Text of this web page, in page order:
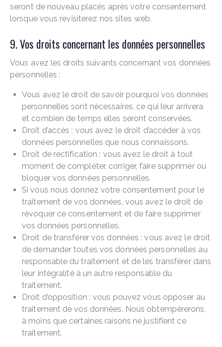
seront de nouveau placés après votre consentement
lorsque vous revisiterez nos sites web.
9. Vos droits concernant les données personnelles
Vous avez les droits suivants concernant vos données
personnelles :
Vous avez le droit de savoir pourquoi vos données
personnelles sont nécessaires, ce qui leur arrivera
et combien de temps elles seront conservées.
Droit d’accès : vous avez le droit d’accéder à vos
données personnelles que nous connaissons.
Droit de rectification : vous avez le droit à tout
moment de compléter, corriger, faire supprimer ou
bloquer vos données personnelles.
Si vous nous donnez votre consentement pour le
traitement de vos données, vous avez le droit de
révoquer ce consentement et de faire supprimer
vos données personnelles.
Droit de transférer vos données : vous avez le droit
de demander toutes vos données personnelles au
responsable du traitement et de les transférer dans
leur intégralité à un autre responsable du
traitement.
Droit d’opposition : vous pouvez vous opposer au
traitement de vos données. Nous obtempérerons,
à moins que certaines raisons ne justifient ce
traitement.